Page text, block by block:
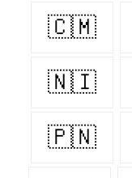
🇨🇲
🇳🇮
🇵🇳